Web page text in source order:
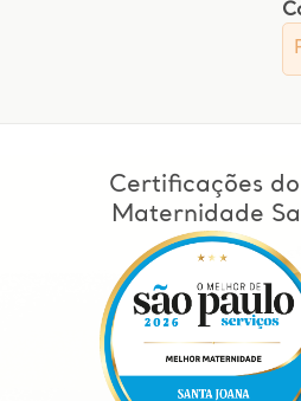
Certificações
Maternidade